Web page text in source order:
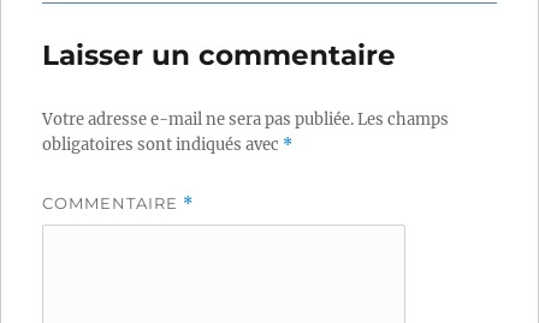
Laisser un commentaire
Votre adresse e-mail ne sera pas publiée.Les champs
obligatoires sont indiqués avec *
COMMENTAIRE *